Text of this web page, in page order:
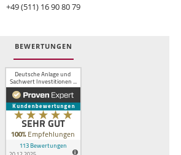
+49 (511) 16 90 80 79
BEWERTUNGEN